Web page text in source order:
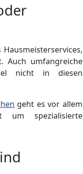
Auch umfangreiche
nicht in diesen
geht es vor allem
um spezialisierte